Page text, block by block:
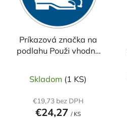
Príkazová značka na
podlahu Použi vhodnú
Skladom (1 KS)
€19,73 bez DPH
€24,27 / KS